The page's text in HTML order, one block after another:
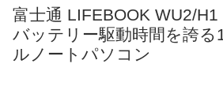
富士通 LIFEBOOK WU2/
バッテリー駆動時間を誇る
ルノートパソコン